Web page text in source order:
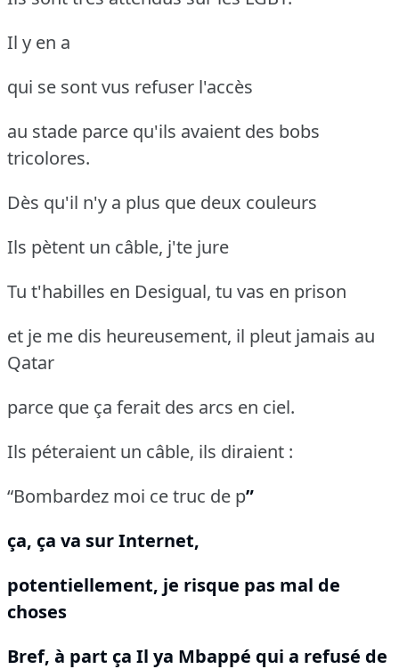
Il y en a
qui se sont vus refuser l'accès
au stade parce qu'ils avaient des bobs
tricolores.
Dès qu'il n'y a plus que deux couleurs
Ils pètent un câble, j'te jure
Tu t'habilles en Desigual, tu vas en prison
et je me dis heureusement, il pleut jamais au
Qatar
parce que ça ferait des arcs en ciel.
Ils péteraient un câble, ils diraient :
“Bombardez moi ce truc de p”
ça, ça va sur Internet,
potentiellement, je risque pas mal de
choses
Bref, à part ça Il ya Mbappé qui a refusé de